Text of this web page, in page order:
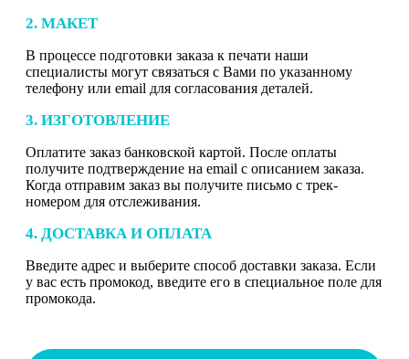
2. МАКЕТ
В процессе подготовки заказа к печати наши
специалисты могут связаться с Вами по указанному
телефону или email для согласования деталей.
3. ИЗГОТОВЛЕНИЕ
Оплатите заказ банковской картой. После оплаты
получите подтверждение на email с описанием заказа.
Когда отправим заказ вы получите письмо с трек-
номером для отслеживания.
4. ДОСТАВКА И ОПЛАТА
Введите адрес и выберите способ доставки заказа. Если
у вас есть промокод, введите его в специальное поле для
промокода.